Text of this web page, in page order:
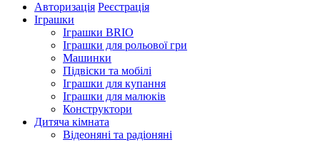
Авторизація Реєстрація
Іграшки
Іграшки BRIO
Іграшки для рольової гри
Машинки
Підвіски та мобілі
Іграшки для купання
Іграшки для малюків
Конструктори
Дитяча кімната
Відеоняні та радіоняні